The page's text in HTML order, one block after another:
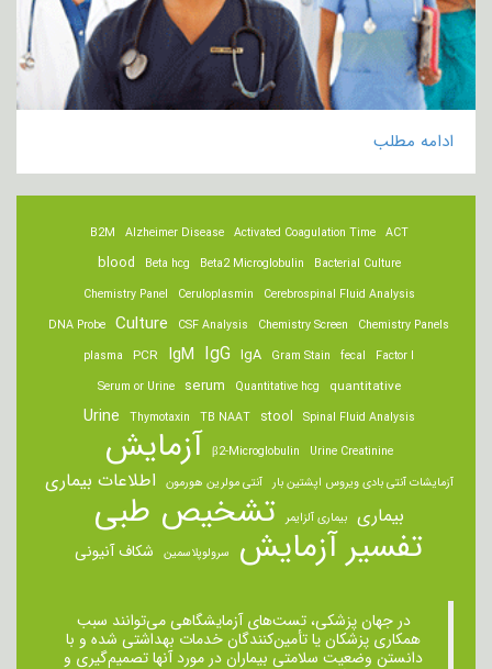
ادامه مطلب
ACT
Activated Coagulation Time
Alzheimer Disease
B2M
Bacterial Culture
Beta2 Microglobulin
Beta hcg
blood
Cerebrospinal Fluid Analysis
Ceruloplasmin
Chemistry Panel
Chemistry Panels
Chemistry Screen
CSF Analysis
Culture
DNA Probe
Factor I
fecal
Gram Stain
IgA
IgG
IgM
PCR
plasma
quantitative
Quantitative hcg
serum
Serum or Urine
Spinal Fluid Analysis
stool
TB NAAT
Thymotaxin
Urine
Urine Creatinine
β2-Microglobulin آزمایش
آزمایشات آنتی بادی ویروس اپشتین بار آنتی مولرین هورمون اطلاعات بیماری
بیماری بیماری آلزایمر تشخیص طبی
تفسیر آزمایش سرولوپلاسمین شکاف آنیونی
در جهان پزشکی، تست‌های آزمایشگاهی می‌توانند سبب
همکاری پزشکان یا تأمین‌کنندگان خدمات بهداشتی شده و با
دانستن وضعیت سلامتی بیماران در مورد آنها تصمیم‌گیری و